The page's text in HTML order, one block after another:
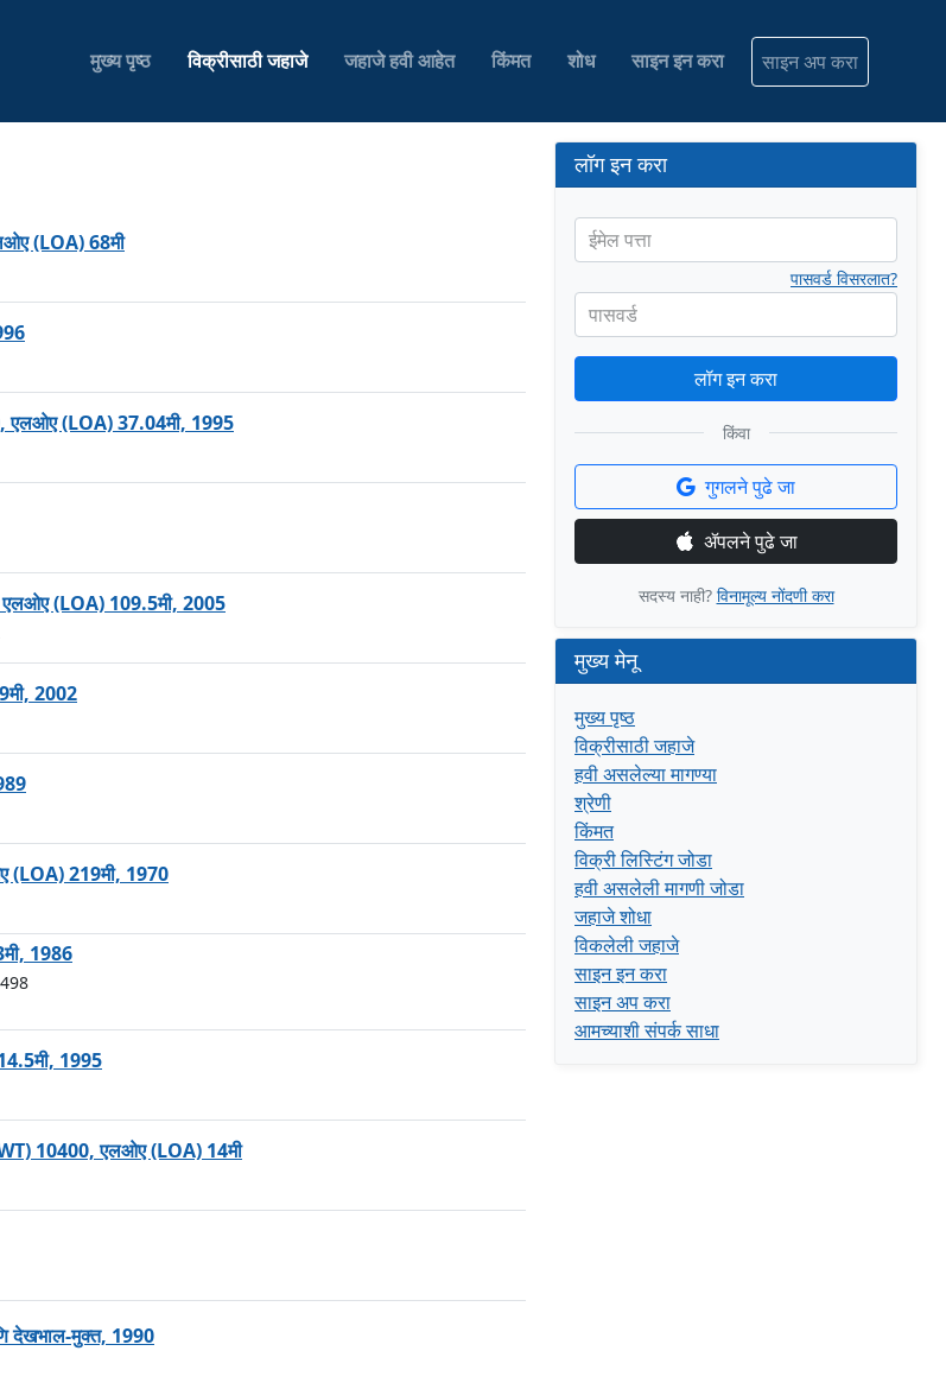
मुख्य पृष्ठ विक्रीसाठी जहाजे जहाजे हवी आहेत किंमत शोध साइन इन करा साइन अप करा
(LOA) 68मी
एलओए (LOA) 37.04मी, 1995
एलओए (LOA) 109.5मी, 2005
2002
(LOA) 219मी, 1970
1986
1995
10400, एलओए (LOA) 14मी
देखभाल-मुक्त, 1990
लॉग इन करा
ईमेल पत्ता
पासवर्ड
पासवर्ड विसरलात?
लॉग इन करा
किंवा
गुगलने पुढे जा
ॲपलने पुढे जा
सदस्य नाही? विनामूल्य नोंदणी करा
मुख्य मेनू
मुख्य पृष्ठ
विक्रीसाठी जहाजे
हवी असलेल्या मागण्या
श्रेणी
किंमत
विक्री लिस्टिंग जोडा
हवी असलेली मागणी जोडा
जहाजे शोधा
विकलेली जहाजे
साइन इन करा
साइन अप करा
आमच्याशी संपर्क साधा